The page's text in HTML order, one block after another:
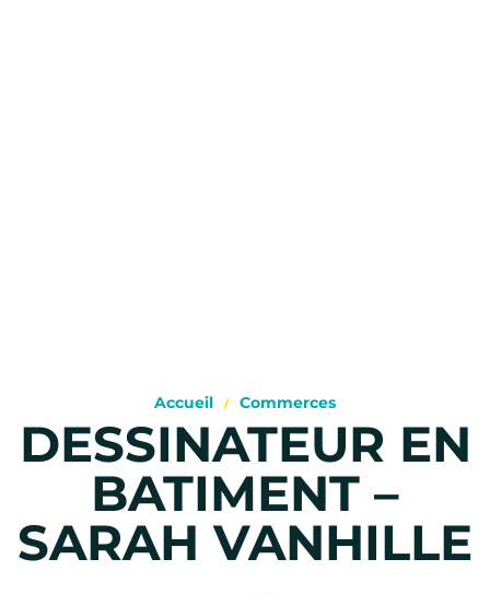
Accueil Commerces
DESSINATEUR EN
BATIMENT –
SARAH VANHILLE